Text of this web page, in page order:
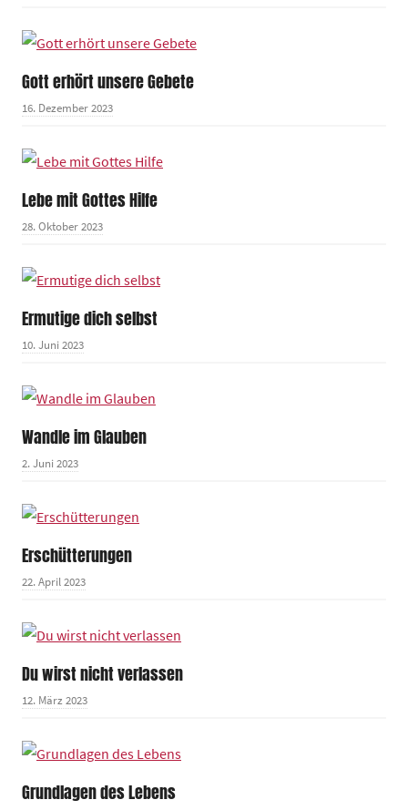
Gott erhört unsere Gebete
16. Dezember 2023
Lebe mit Gottes Hilfe
28. Oktober 2023
Ermutige dich selbst
10. Juni 2023
Wandle im Glauben
2. Juni 2023
Erschütterungen
22. April 2023
Du wirst nicht verlassen
12. März 2023
Grundlagen des Lebens